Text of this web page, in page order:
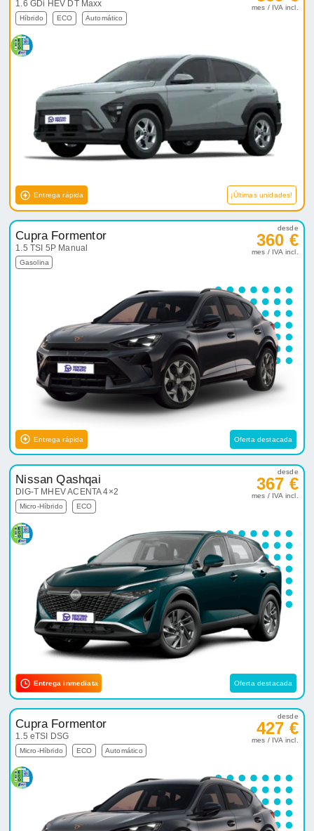
1.6 GDi HEV DT Maxx
Híbrido ECO Automático
mes / IVA incl.
Entrega rápida ¡Últimas unidades!
Cupra Formentor
1.5 TSI 5P Manual
Gasolina
desde
360 €
mes / IVA incl.
Entrega rápida Oferta destacada
Nissan Qashqai
DIG-T MHEV ACENTA 4×2
Micro-Híbrido ECO
desde
367 €
mes / IVA incl.
Entrega inmediata Oferta destacada
Cupra Formentor
1.5 eTSI DSG
Micro-Híbrido ECO Automático
desde
427 €
mes / IVA incl.